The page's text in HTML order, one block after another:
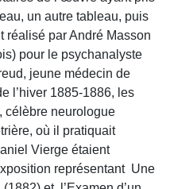
un autre tableau, puis
réalisé par André Masson
pour le psychanalyste
jeune médecin de
l’hiver 1885-1886, les
célèbre neurologue
où il pratiquait
Vierge étaient
représentant Une